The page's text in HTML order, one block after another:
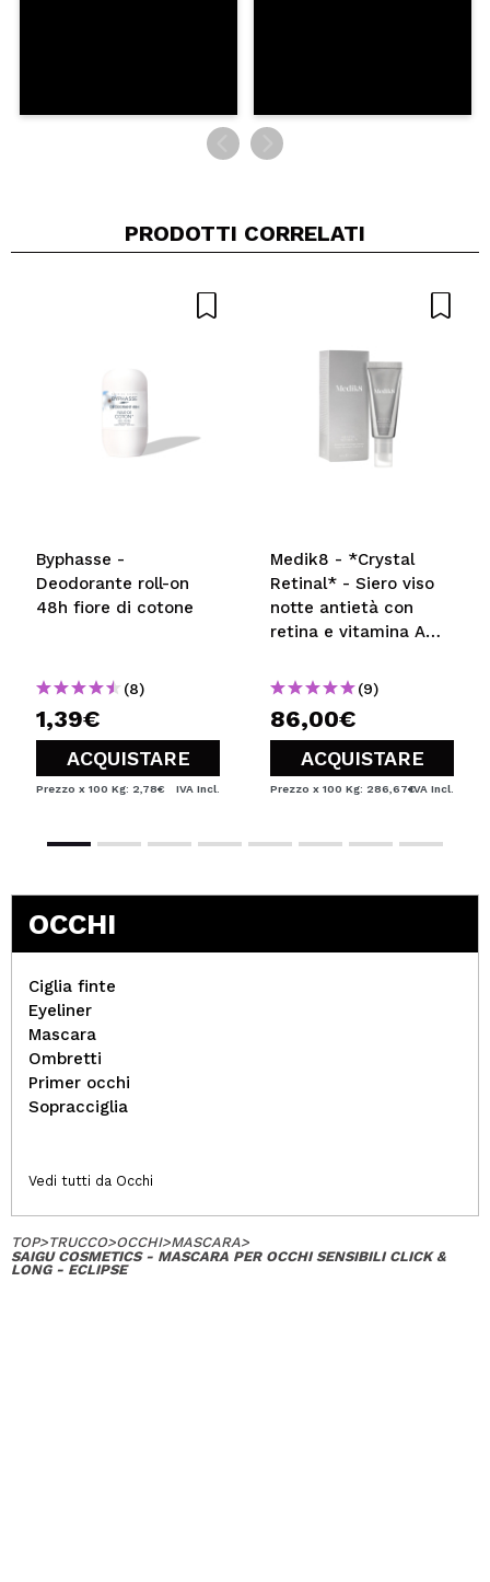
PRODOTTI CORRELATI
Byphasse -
Deodorante roll-on
48h fiore di cotone
(8)
1,39€
ACQUISTARE
Prezzo x 100 Kg: 2,78€ IVA Incl.
Medik8 - *Crystal
Retinal* - Siero viso
notte antietà con
retina e vitamina A
Retinal 6
(9)
86,00€
ACQUISTARE
Prezzo x 100 Kg: 286,67€IVA Incl.
OCCHI
Ciglia finte
Eyeliner
Mascara
Ombretti
Primer occhi
Sopracciglia
Vedi tutti da Occhi
TOP>TRUCCO>OCCHI>MASCARA>
SAIGU COSMETICS - MASCARA PER OCCHI SENSIBILI CLICK &
LONG - ECLIPSE